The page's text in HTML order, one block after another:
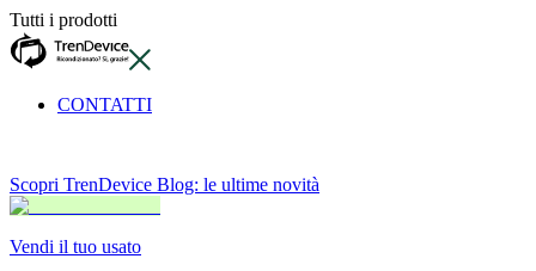
Tutti i prodotti
CONTATTI
Scopri TrenDevice Blog: le ultime novità
Vendi il tuo usato